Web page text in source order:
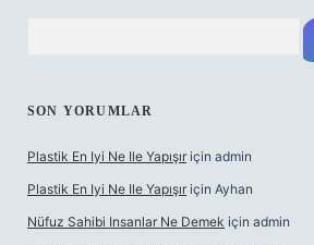
SON YORUMLAR
Plastik En Iyi Ne Ile Yapışır için admin
Plastik En Iyi Ne Ile Yapışır için Ayhan
Nüfuz Sahibi Insanlar Ne Demek için admin